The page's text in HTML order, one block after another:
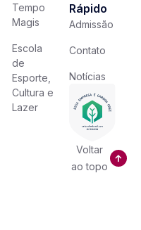
Tempo
Magis
Escola
de
Esporte,
Cultura e
Lazer
Rápido
Admissão
Contato
Notícias
Voltar
ao topo